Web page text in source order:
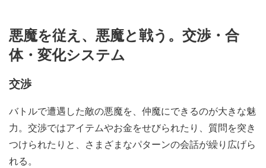
悪魔を従え、悪魔と戦う。交渉・合
体・変化システム
交渉
バトルで遭遇した敵の悪魔を、仲魔にできるのが大きな魅
力。交渉ではアイテムやお金をせびられたり、質問を突き
つけられたりと、さまざまなパターンの会話が繰り広げら
れる。